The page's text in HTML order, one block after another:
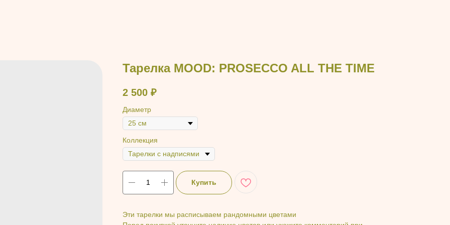
Тарелка MOOD: PROSECCO ALL THE TIME
2 500 ₽
Диаметр
Коллекция
Купить
Эти тарелки мы расписываем рандомными цветами